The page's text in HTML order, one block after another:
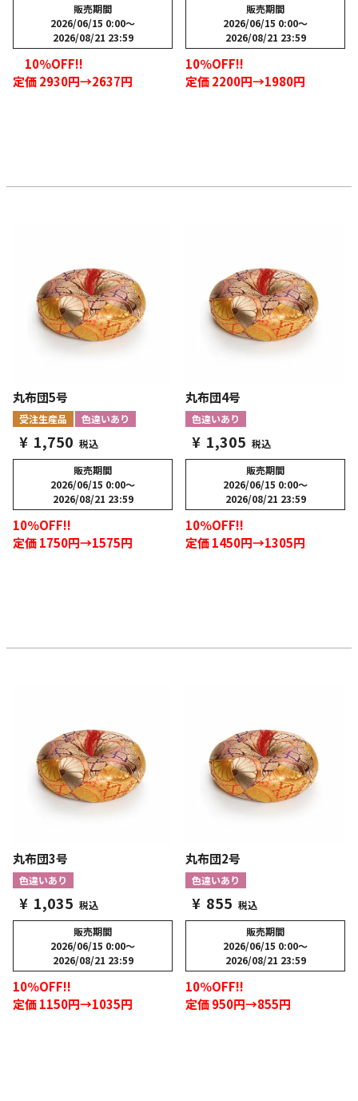
販売期間
2026/06/15 0:00〜
2026/08/21 23:59
10％OFF!!
定価 2930円→2637円
販売期間
2026/06/15 0:00〜
2026/08/21 23:59
10％OFF!!
定価 2200円→1980円
丸布団5号
受注生産品 色違いあり
¥ 1,750 税込
販売期間
2026/06/15 0:00〜
2026/08/21 23:59
10％OFF!!
定価 1750円→1575円
丸布団4号
色違いあり
¥ 1,305 税込
販売期間
2026/06/15 0:00〜
2026/08/21 23:59
10％OFF!!
定価 1450円→1305円
丸布団3号
色違いあり
¥ 1,035 税込
販売期間
2026/06/15 0:00〜
2026/08/21 23:59
10％OFF!!
定価 1150円→1035円
丸布団2号
色違いあり
¥ 855 税込
販売期間
2026/06/15 0:00〜
2026/08/21 23:59
10％OFF!!
定価 950円→855円